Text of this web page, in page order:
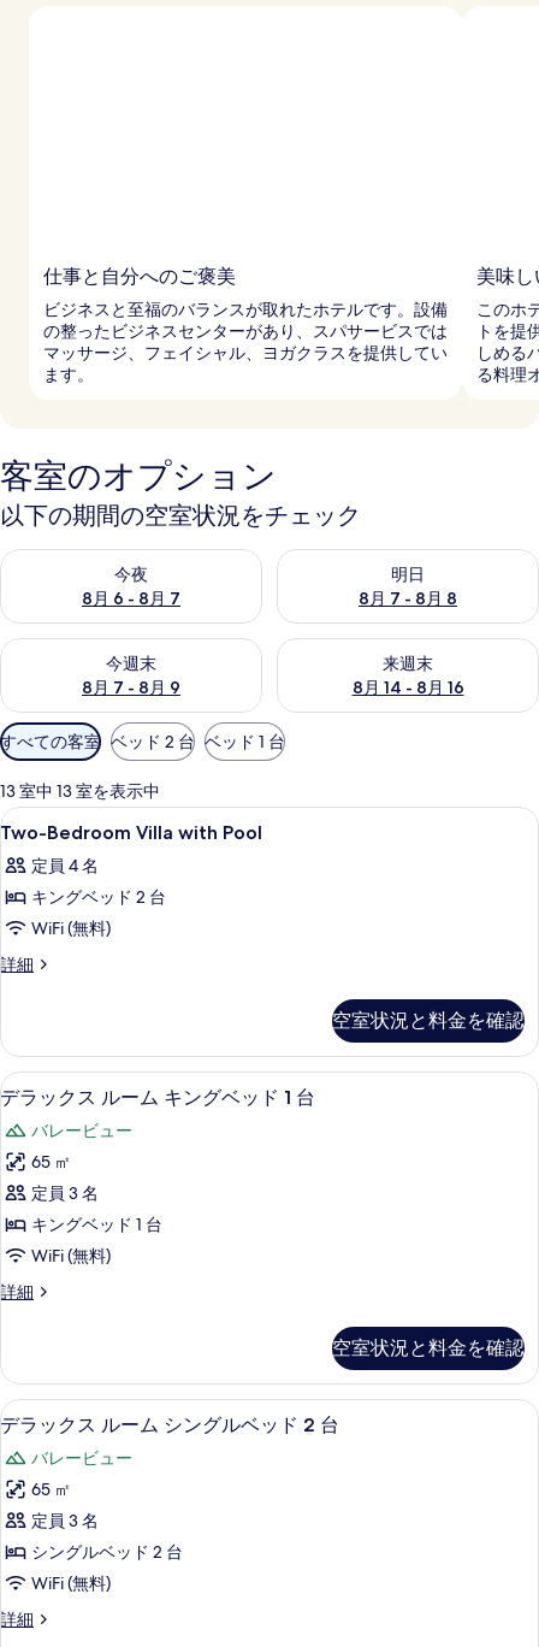
仕事と自分へのご褒美
ビジネスと至福のバランスが取れたホテルです。設備
の整ったビジネスセンターがあり、スパサービスでは
マッサージ、フェイシャル、ヨガクラスを提供してい
ます。
美味
このホ
トを提
しめる
る料理
客室のオプション
以下の期間の空室状況をチェック
今夜
8月 6 - 8月 7
今夜 8月 6 - 8月 7 の空室状況をチェック
明日
8月 7 - 8月 8
明日 8月 7 - 8月 8 の空室状況
今週末
8月 7 - 8月 9
今週末 8月 7 - 8月 9 の空室状況をチェック
来週末
8月 14 - 8月 16
来週末 8月 14 - 8月 16 の空室
利
用
可
能
な
客
室
の
り
条
件
すべての客室 ベッド 2 台 ベッド 1 台
13 室中 13 室を表示中
Two-
Bedroom
Villa
with
Pool
の
て
の
写
真
を
表
示
す
る
高級寝具、ミニバー、セーフティボ
6
Two-Bedroom Villa with Pool
定員 4 名
キングベッド 2 台
WiFi (無料)
詳細
Two-
Pool
の
詳
空室状況と料金を確認
デ
ラ
ッ
ク
ス
ル
ー
ム
ン
グ
ベ
ッ
ド
1
台
の
す
デラックス ルーム キングベッド 1
5
デラックス ルーム キングベッド 1 台
バレービュー
65 ㎡
定員 3 名
キングベッド 1 台
WiFi (無料)
詳細
デ
ス
ル
ー
キ
ン
ベ
ッ
ド
台
空室状況と料金を確認
デ
ラ
ッ
ク
ス
ル
ー
ム
デラックス ルーム シングルベッド
5
デラックス ルーム シングルベッド 2 台
バレービュー
65 ㎡
定員 3 名
シングルベッド 2 台
WiFi (無料)
詳細
デ